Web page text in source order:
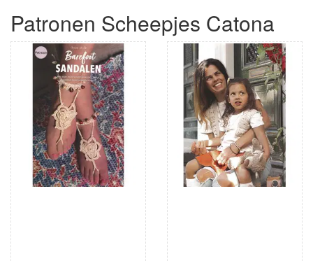
Patronen Scheepjes Catona